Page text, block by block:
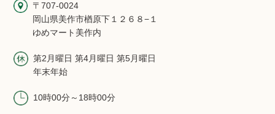
〒707-0024
岡山県美作市楢原下１２６８−１
ゆめマート美作内
第2月曜日 第4月曜日 第5月曜日
年末年始
10時00分～18時00分